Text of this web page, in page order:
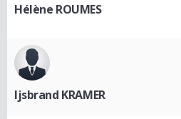
Hélène ROUMES
Ijsbrand KRAMER